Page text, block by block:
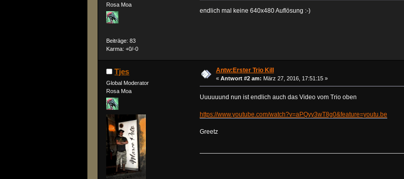
Rosa Moa
Beiträge: 83
Karma: +0/-0
endlich mal keine 640x480 Auflösung :-)
Tjes
Global Moderator
Rosa Moa
Antw:Erster Trio Kill
« Antwort #2 am: März 27, 2016, 17:51:15 »
Uuuuuund nun ist endlich auch das Video vom Trio oben
https://www.youtube.com/watch?v=aPQyy3wT8g0&feature=youtu.be
Greetz